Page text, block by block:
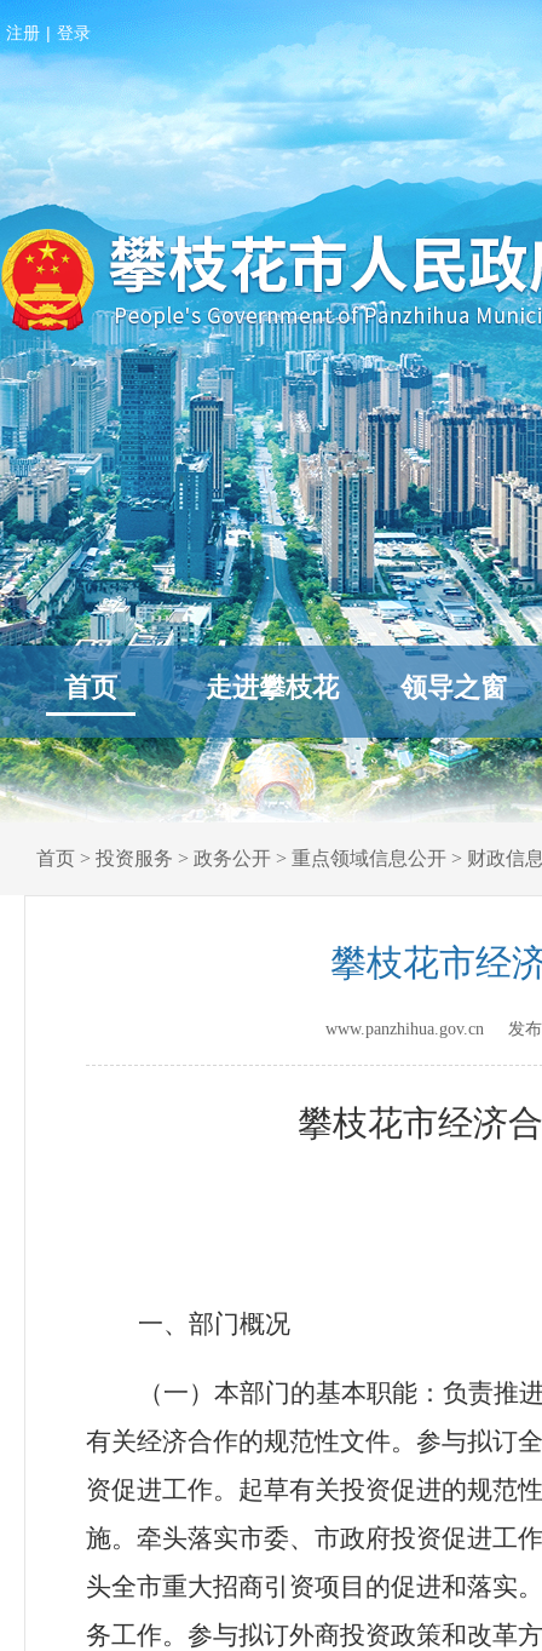
注册 | 登录
首页 走进攀枝花 领导之窗
首页 > 投资服务 > 政务公开 > 重点领域信息公开 > 财政信
攀枝花市经
www.panzhihua.gov.cn 发
攀枝花市经济
一、部门概况
（一）本部门的基本职能： 负责推
有关经济合作的规范性文件。参与拟订
资促进工作。起草有关投资促进的规范
施。牵头落实市委、市政府投资促进工
头全市重大招商引资项目的促进和落实
务工作。参与拟订外商投资政策和改革